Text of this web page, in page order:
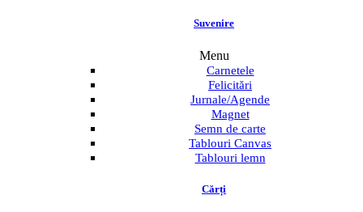
Suvenire
Menu
Carnetele
Felicitări
Jurnale/Agende
Magnet
Semn de carte
Tablouri Canvas
Tablouri lemn
Cărți